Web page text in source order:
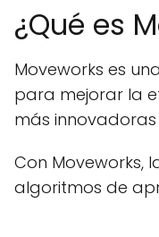
¿Qué es
Moveworks es
para mejorar la
más innovadoras
Con Moveworks,
algoritmos de